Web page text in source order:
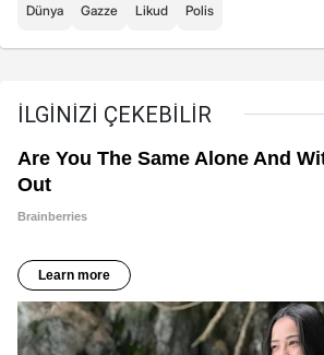
Dünya Gazze Likud Polis